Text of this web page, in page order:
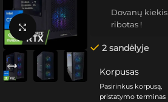
Spustelėkite, kad padidintumėte
Dovanų kiekis
ribotas !
2 sandėlyje
Korpusas
Pasirinkus korpusą,
pristatymo terminas